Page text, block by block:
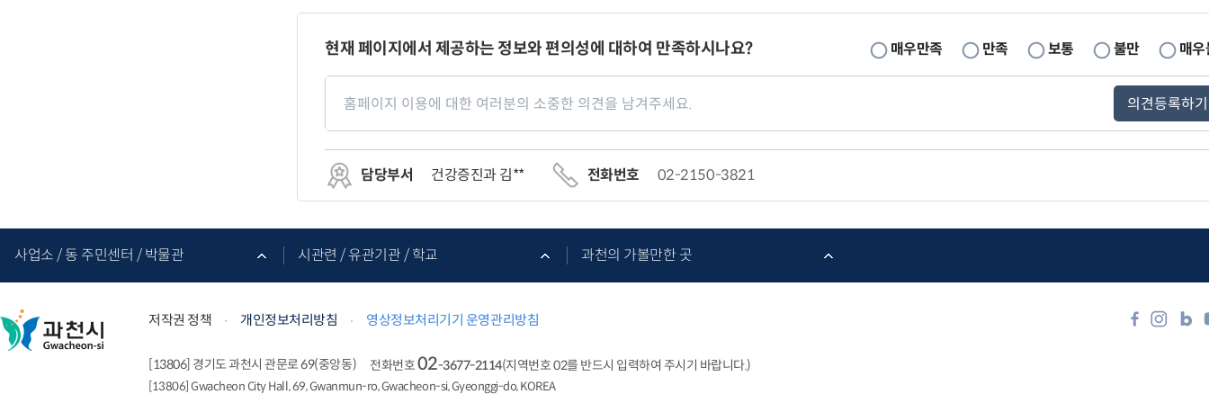
이
지
만
현재 페이지에서 제공하는 정보와 편의성에 대하여 만족하시나요? 매우만족 만족 보통 불만
매
페
만
도
평
가
입
담당부서 건강증진과 김** 전화번호 02-2150-3821
관
관
가
기
사업소 / 동 주민센터 / 박물관 시관련 / 유관기관 / 학교 과천의 가볼만한 곳
저작권 정책 개인정보처리방침 영상정보처리기기 운영관리방침
[13806] 경기도 과천시 관문로 69(중앙동) 전화번호02-3677-2114(지역번호 02를 반드시 입력하여 주시기 바랍니다.)
[13806] Gwacheon City Hall, 69, Gwanmun-ro, Gwacheon-si, Gyeonggi-do, KOREA